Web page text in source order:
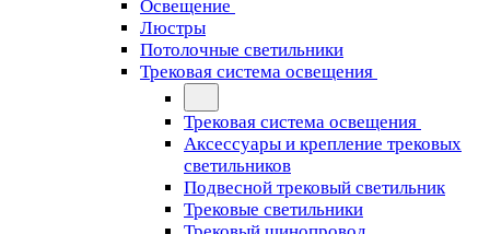
Освещение
Люстры
Потолочные светильники
Трековая система освещения
Трековая система освещения
Аксессуары и крепление трековых
светильников
Подвесной трековый светильник
Трековые светильники